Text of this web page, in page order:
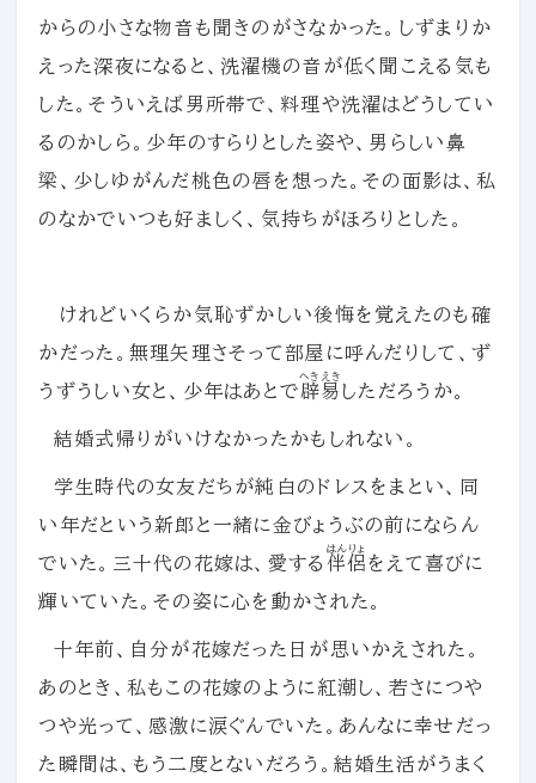
からの小さな物音も聞きのがさなかった。しずまりか
えった深夜になると、洗濯機の音が低く聞こえる気も
した。そういえば男所帯で、料理や洗濯はどうしてい
るのかしら。少年のすらりとした姿や、男らしい鼻
梁、少しゆがんだ桃色の唇を想った。その面影は、私
のなかでいつも好ましく、気持ちがほろりとした。
けれどいくらか気恥ずかしい後悔を覚えたのも確
かだった。無理矢理さそって部屋に呼んだりして、ず
うずうしい女と、少年はあとで辟易
へきえき
しただろうか。
結婚式帰りがいけなかったかもしれない。
学生時代の女友だちが純白のドレスをまとい、同
い年だという新郎と一緒に金びょうぶの前にならん
でいた。三十代の花嫁は、愛する 伴侶
はんりょ
をえて喜びに
輝いていた。その姿に心を動かされた。
十年前、自分が花嫁だった日が思いかえされた。
あのとき、私もこの花嫁のように紅潮し、若さにつや
つや光って、感激に涙ぐんでいた。あんなに幸せだっ
た瞬間は、もう二度とないだろう。結婚生活がうまく